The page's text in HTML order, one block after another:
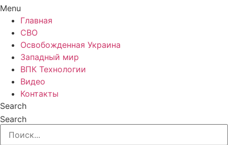
Menu
Главная
СВО
Освобожденная Украина
Западный мир
ВПК Технологии
Видео
Контакты
Search
Search